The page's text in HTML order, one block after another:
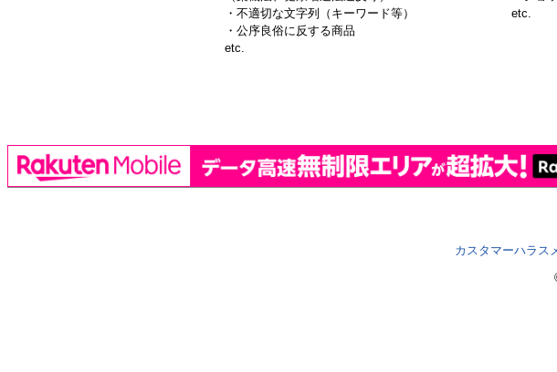
・不適切な文字列（キーワード等）
・公序良俗に反する商品
etc.
etc.
カスタマーハラス